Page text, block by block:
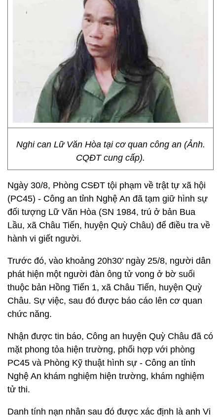
Nghi can Lữ Văn Hòa tại cơ quan công an (Ảnh.
CQĐT cung cấp).
Ngày 30/8, Phòng CSĐT tội phạm về trật tự xã hội
(PC45) - Công an tỉnh Nghệ An đã tạm giữ hình sự
đối tượng Lữ Văn Hòa (SN 1984, trú ở bản Bua
Lầu, xã Châu Tiến, huyện Quỳ Châu) để điều tra về
hành vi giết người.
Trước đó, vào khoảng 20h30’ ngày 25/8, người dân
phát hiện một người đàn ông tử vong ở bờ suối
thuộc bản Hồng Tiến 1, xã Châu Tiến, huyện Quỳ
Châu. Sự việc, sau đó được báo cáo lên cơ quan
chức năng.
Nhận được tin báo, Công an huyện Quỳ Châu đã có
mặt phong tỏa hiện trường, phối hợp với phòng
PC45 và Phòng Kỹ thuật hình sự - Công an tỉnh
Nghệ An khám nghiệm hiện trường, khám nghiệm
tử thi.
Danh tính nạn nhân sau đó được xác định là anh Vi